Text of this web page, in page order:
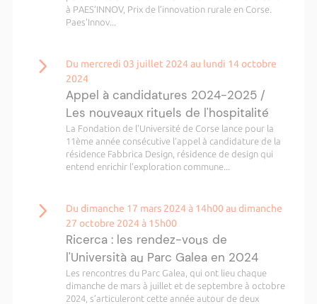
à PAES’INNOV, Prix de l’innovation rurale en Corse.
Paes’Innov...
Du mercredi 03 juillet 2024 au lundi 14 octobre
2024
Appel à candidatures 2024-2025 /
Les nouveaux rituels de l'hospitalité
La Fondation de l'Université de Corse lance pour la
11ème année consécutive l’appel à candidature de la
résidence Fabbrica Design, résidence de design qui
entend enrichir l’exploration commune...
Du dimanche 17 mars 2024 à 14h00 au dimanche
27 octobre 2024 à 15h00
Ricerca : les rendez-vous de
l'Università au Parc Galea en 2024
Les rencontres du Parc Galea, qui ont lieu chaque
dimanche de mars à juillet et de septembre à octobre
2024, s’articuleront cette année autour de deux